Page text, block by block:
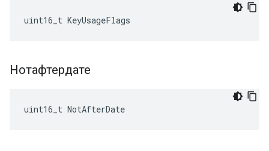
uint16_t KeyUsageFlags
Нотафтердате
uint16_t NotAfterDate